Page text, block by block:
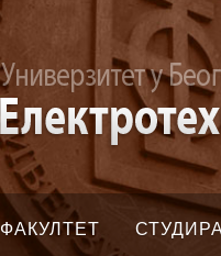
ФАКУЛТЕТ